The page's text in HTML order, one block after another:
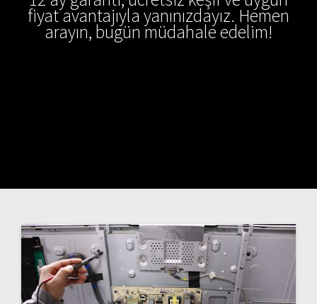
fiyat avantajıyla yanınızdayız. Hemen
arayın, bugün müdahale edelim!